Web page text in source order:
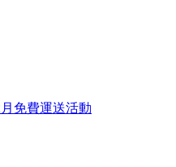
月免費運送活動